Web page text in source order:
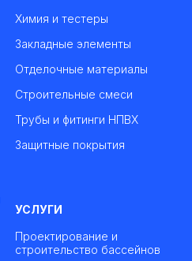
Химия и тестеры
Закладные элементы
Отделочные материалы
Строительные смеси
Трубы и фитинги НПВХ
Защитные покрытия
УСЛУГИ
Проектирование и
строительство бассейнов